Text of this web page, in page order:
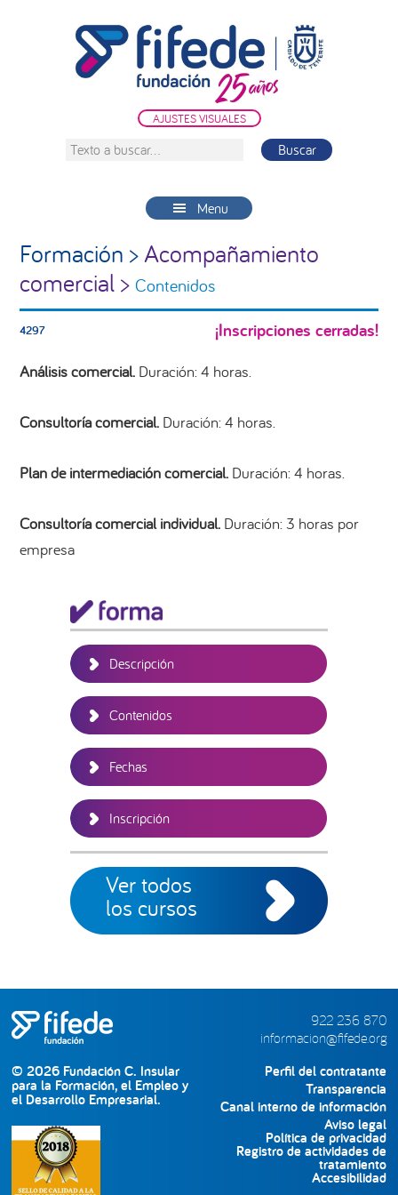
AJUSTES VISUALES
Texto
Menu
Formación >Acompañamiento
comercial >Contenidos
4297 ¡Inscripciones cerradas!
Análisis comercial. Duración: 4 horas.
Consultoría comercial. Duración: 4 horas.
Plan de intermediación comercial. Duración: 4 horas.
Consultoría comercial individual. Duración: 3 horas por
empresa
Barra
lateral
principal
Descripción
Contenidos
Fechas
Inscripción
Ver todos
los cursos
© 2026 Fundación C. Insular
para la Formación, el Empleo y
el Desarrollo Empresarial.
922 236 870
informacion@fifede.org
Perfil del contratante
Transparencia
Canal interno de información
Aviso legal
Política de privacidad
Registro de actividades de
tratamiento
Accesibilidad